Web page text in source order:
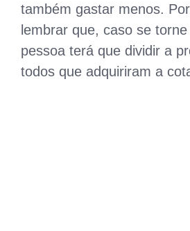
também gastar menos.
lembrar que, caso se
pessoa terá que dividir a
todos que adquiriram a